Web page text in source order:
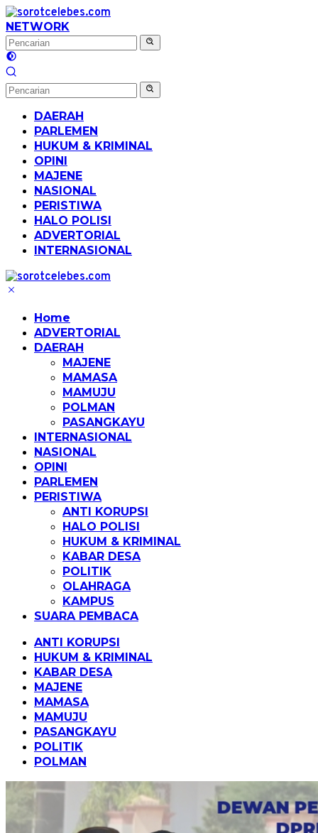
Langsung
ke
konten
NETWORK
DAERAH
PARLEMEN
HUKUM & KRIMINAL
OPINI
MAJENE
NASIONAL
PERISTIWA
HALO POLISI
ADVERTORIAL
INTERNASIONAL
Home
ADVERTORIAL
DAERAH
MAJENE
MAMASA
MAMUJU
POLMAN
PASANGKAYU
INTERNASIONAL
NASIONAL
OPINI
PARLEMEN
PERISTIWA
ANTI KORUPSI
HALO POLISI
HUKUM & KRIMINAL
KABAR DESA
POLITIK
OLAHRAGA
KAMPUS
SUARA PEMBACA
ANTI KORUPSI
HUKUM & KRIMINAL
KABAR DESA
MAJENE
MAMASA
MAMUJU
PASANGKAYU
POLITIK
POLMAN